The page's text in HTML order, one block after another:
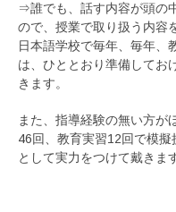
⇒誰でも、話す内容が頭の
ので、授業で取り扱う内容
日本語学校で毎年、毎年、
は、ひととおり準備してお
きます。
また、指導経験の無い方が
46回、教育実習12回で模
として実力をつけて戴きま